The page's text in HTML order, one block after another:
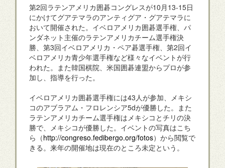
第2回ラテンアメリカ囲碁コングレスが10月13-15日
にかけてグアテマラのアンティグア・グアテマラに
おいて開催された。イベロアメリカ囲碁選手権、パ
ンダネット主催のラテンアメリカチーム選手権決
勝、第3回イベロアメリカ・ペア碁選手権、第2回イ
ベロアメリカ青少年選手権など様々なイベントが行
われた。また韓国棋院、米国囲碁連盟からプロが参
加し、指導を行った。
イベロアメリカ囲碁選手権には43人が参加、メキシ
コのアブラアム・フロレンシア5dが優勝した。また
ラテンアメリカチーム選手権はメキシコとチリの決
勝で、メキシコが優勝した。イベントの写真はこち
ら（http://congreso.fedibergo.org/fotos）から閲覧で
きる。来年の開催地は現在のところ未定という。